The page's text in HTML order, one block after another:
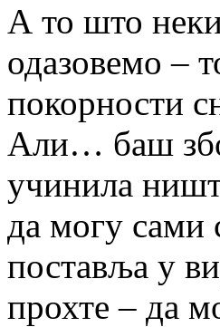
А то што
одазовемо –
покорности
Али… баш
учинила
да могу сами
поставља у
прохте – да